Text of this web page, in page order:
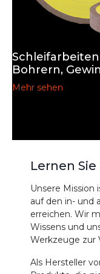
Bohrern,
Mehr sehen
Lernen
Unsere Mission
auf den in- und
erreichen. Wir
Wissens und
Werkzeuge zur
Als Hersteller